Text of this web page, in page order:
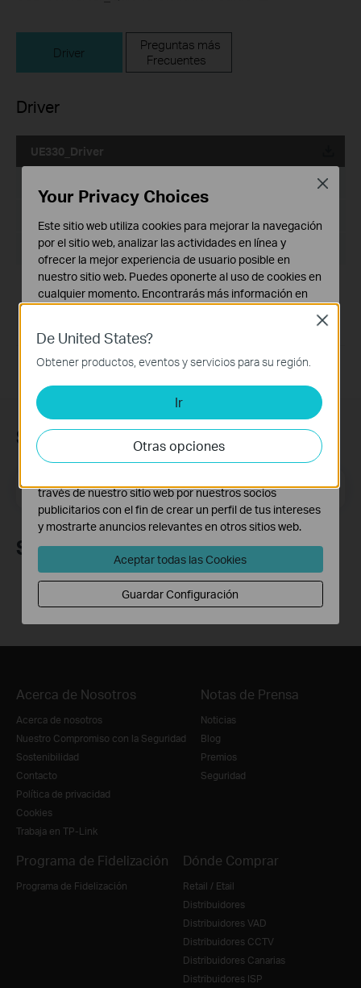
Driver
Preguntas más
Frecuentes
Driver
UE330_Driver
Tamaño de Archivo:N/A
Generally, UE330 supports plug-and-play. If your product is
not plug-and-play or cannot work well, please update the
If you have further questions, please
Suscripción
Dirección de correo electrónico Suscríbete
Síguenos
Acerca de Nosotros
Acerca de nosotros
Nuestro Compromiso con la Seguridad
Sostenibilidad
Contacto
Política de privacidad
Cookies
Trabaja en TP-Link
Notas de Prensa
Noticias
Blog
Premios
Seguridad
Programa de Fidelización
Programa de Fidelización
Dónde Comprar
Retail / Etail
Distribuidores
Distribuidores VAD
Distribuidores CCTV
Distribuidores Canarias
Distribuidores ISP
De United States?
Obtener productos, eventos y servicios para su región.
Ir
Otras opciones
Close
Your Privacy Choices
Este sitio web utiliza cookies para mejorar la navegación
por el sitio web, analizar las actividades en línea y
ofrecer la mejor experiencia de usuario posible en
nuestro sitio web. Puedes oponerte al uso de cookies en
cualquier momento. Encontrarás más información en
Cookies Básicas
Estas cookies son necesarias para el funcionamiento
del sitio web y no pueden desactivarse en tu sistema.
Cookies de Análisis y de Marketing
Las cookies de análisis nos permiten analizar tus
actividades en nuestro sitio web con el fin de mejorar y
adaptar la funcionalidad del mismo.
través de nuestro sitio web por nuestros socios
publicitarios con el fin de crear un perfil de tus intereses
y mostrarte anuncios relevantes en otros sitios web.
Aceptar todas las Cookies
Guardar Configuración
Close